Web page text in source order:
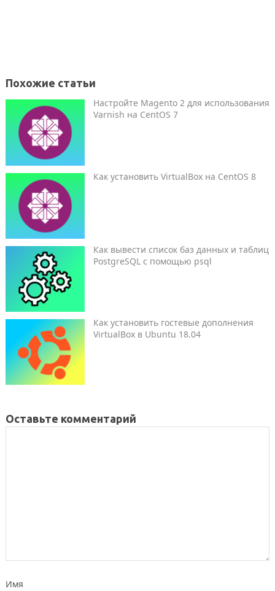
Похожие статьи
Настройте Magento 2 для использования
Varnish на CentOS 7
Как установить VirtualBox на CentOS 8
Как вывести список баз данных и таблиц
PostgreSQL с помощью psql
Как установить гостевые дополнения
VirtualBox в Ubuntu 18.04
Оставьте комментарий
Имя